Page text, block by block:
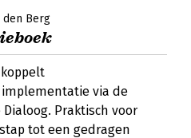
den Berg
via de
Praktisch voor
tot een gedragen